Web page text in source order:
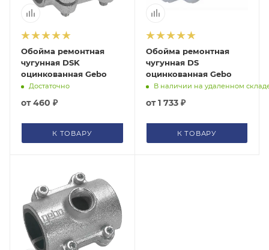
Обойма ремонтная
чугунная DSK
оцинкованная Gebo
Достаточно
от460 ₽
К ТОВАРУ
Обойма ремонтная
чугунная DS
оцинкованная Gebo
В наличии на удаленном
от1 733 ₽
К ТОВАРУ
помогут с подбором.
ЗАКАЗАТЬ ЗВОНОК